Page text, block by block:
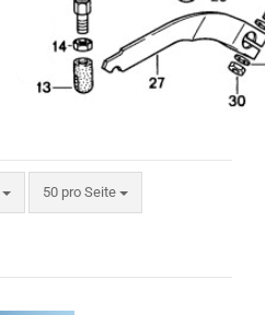
50 pro Seite
pro Seite